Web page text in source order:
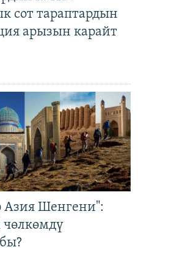
сот тараптардын
арызын карайт
Азия Шенгени":